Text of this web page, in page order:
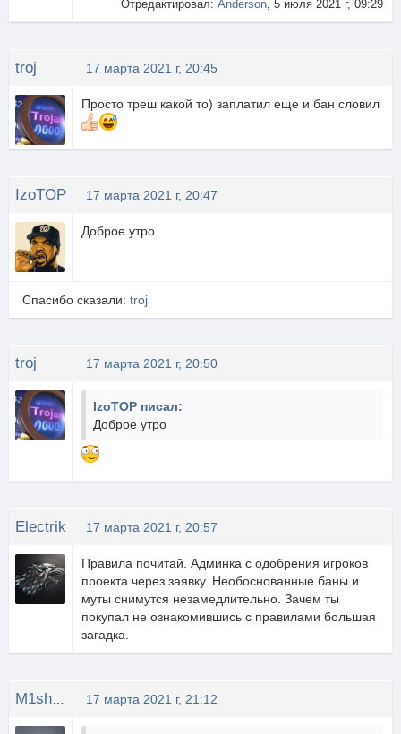
Отредактировал: Anderson, 5 июля 2021 г, 09:29
troj 17 марта 2021 г, 20:45
Просто треш какой то) заплатил еще и бан словил
IzoTOP 17 марта 2021 г, 20:47
Доброе утро
Спасибо сказали: troj
troj 17 марта 2021 г, 20:50
IzoTOP писал:
Доброе утро
Electrik 17 марта 2021 г, 20:57
Правила почитай. Админка с одобрения игроков
проекта через заявку. Необоснованные баны и
муты снимутся незамедлительно. Зачем ты
покупал не ознакомившись с правилами большая
загадка.
17 марта 2021 г, 21:12